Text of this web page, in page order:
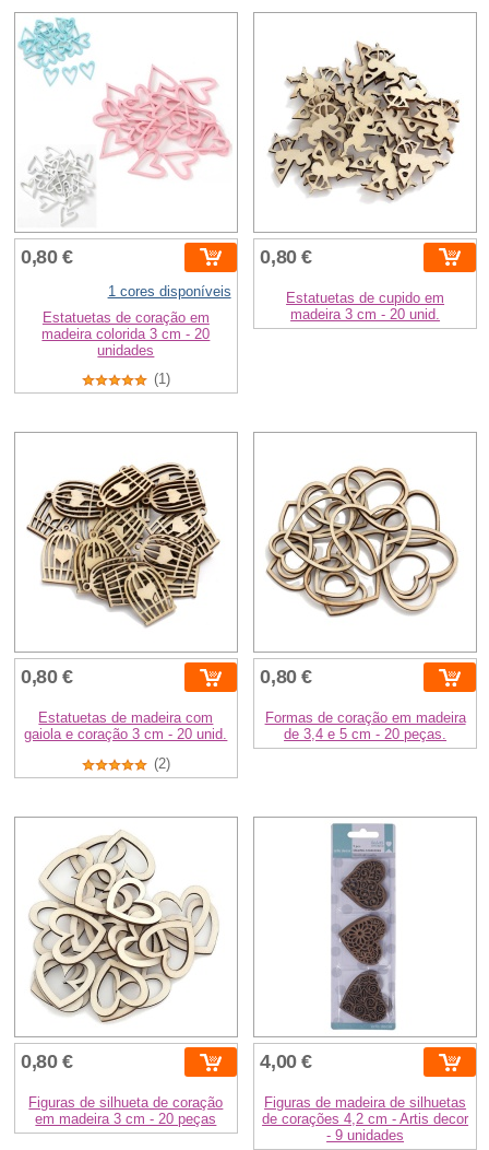
0,80 €
1 cores disponíveis
Estatuetas de coração em
madeira colorida 3 cm - 20
unidades
(1)
0,80 €
Estatuetas de cupido em
madeira 3 cm - 20 unid.
0,80 €
Estatuetas de madeira com
gaiola e coração 3 cm - 20 unid.
(2)
0,80 €
Formas de coração em madeira
de 3,4 e 5 cm - 20 peças.
0,80 €
Figuras de silhueta de coração
em madeira 3 cm - 20 peças
4,00 €
Figuras de madeira de silhuetas
de corações 4,2 cm - Artis decor
- 9 unidades